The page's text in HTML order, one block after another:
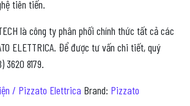
tiên tiến.
là công ty phân phối chính thức tất cả các
ELETTRICA. Để được tư vấn chi tiết, quý
3620 8179.
/ Pizzato Elettrica Brand: Pizzato